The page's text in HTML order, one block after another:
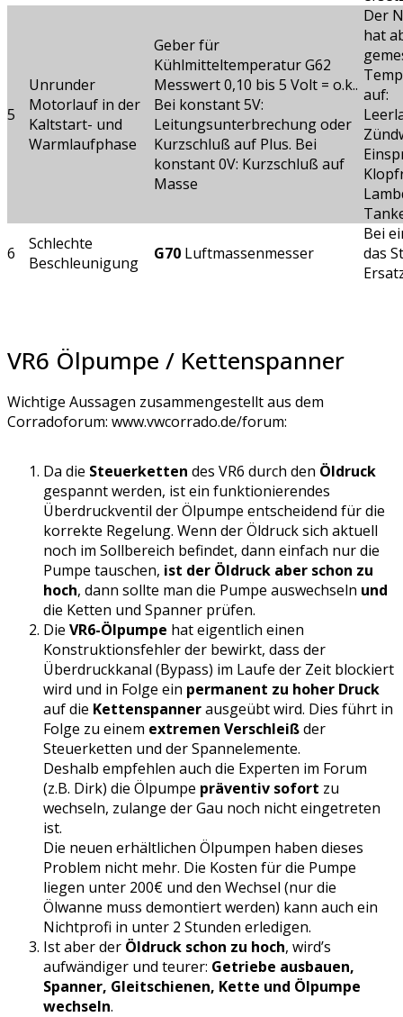
5
Unrunder
Motorlauf in der
Kaltstart- und
Warmlaufphase
Geber für
Kühlmitteltemperatur G62
Messwert 0,10 bis 5 Volt = o.k..
Bei konstant 5V:
Leitungsunterbrechung oder
Kurzschluß auf Plus. Bei
konstant 0V: Kurzschluß auf
Masse
Der
hat
auf:
6
Schlechte
Beschleunigung
G70 Luftmassenmesser
Bei
das
VR6 Ölpumpe / Kettenspanner
Wichtige Aussagen zusammengestellt aus dem
Corradoforum: www.vwcorrado.de/forum:
Da die Steuerketten des VR6 durch den Öldruck
gespannt werden, ist ein funktionierendes
Überdruckventil der Ölpumpe entscheidend für die
korrekte Regelung. Wenn der Öldruck sich aktuell
noch im Sollbereich befindet, dann einfach nur die
Pumpe tauschen, ist der Öldruck aber schon zu
hoch, dann sollte man die Pumpe auswechseln und
die Ketten und Spanner prüfen.
Die VR6-Ölpumpe hat eigentlich einen
Konstruktionsfehler der bewirkt, dass der
Überdruckkanal (Bypass) im Laufe der Zeit blockiert
wird und in Folge ein permanent zu hoher Druck
auf die Kettenspannerausgeübt wird. Dies führt in
Folge zu einem extremen Verschleißder
Steuerketten und der Spannelemente.
Deshalb empfehlen auch die Experten im Forum
(z.B. Dirk) die Ölpumpe präventiv sofort zu
wechseln, zulange der Gau noch nicht eingetreten
ist.
Die neuen erhältlichen Ölpumpen haben dieses
Problem nicht mehr. Die Kosten für die Pumpe
liegen unter 200€ und den Wechsel (nur die
Ölwanne muss demontiert werden) kann auch ein
Nichtprofi in unter 2 Stunden erledigen.
Ist aber der Öldruck schon zu hoch, wird’s
aufwändiger und teurer: Getriebe ausbauen,
Spanner, Gleitschienen, Kette und Ölpumpe
wechseln.